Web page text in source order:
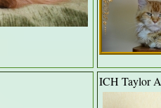
ICH Taylor